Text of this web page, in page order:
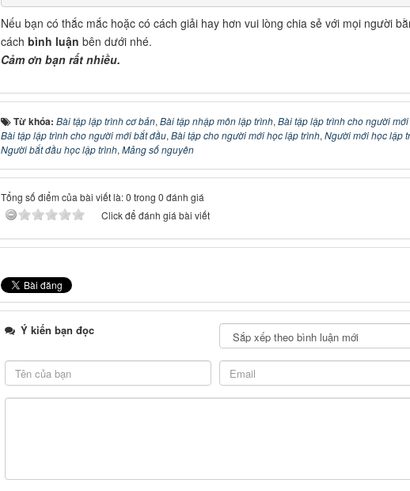
Nếu bạn có thắc mắc hoặc có cách giải hay hơn vui lòng chia sẻ với mọi người
cách bình luận bên dưới nhé.
Cảm ơn bạn rất nhiều.
Từ khóa: Bài tập lập trình cơ bản, Bài tập nhập môn lập trình, Bài tập lập trình cho người
Bài tập lập trình cho người mới bắt đầu, Bài tập cho người mới học lập trình, Người mới học lập
Người bắt đầu học lập trình, Mảng số nguyên
Tổng số điểm của bài viết là: 0 trong 0 đánh giá
Click để đánh giá bài viết
Ý kiến bạn đọc